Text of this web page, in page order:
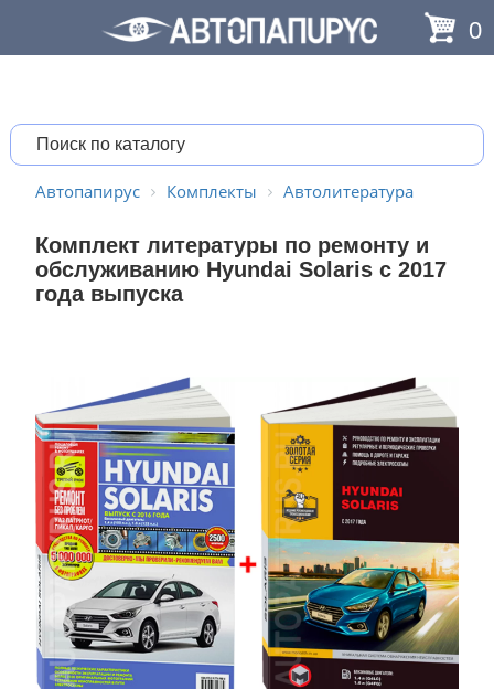
0
Автопапирус Комплекты Автолитература
Комплект литературы по ремонту и
обслуживанию Hyundai Solaris с 2017
года выпуска